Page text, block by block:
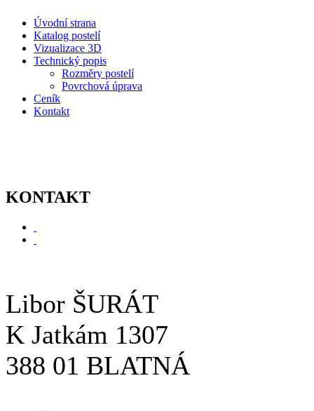
Úvodní strana
Katalog postelí
Vizualizace 3D
Technický popis
Rozměry postelí
Povrchová úprava
Ceník
Kontakt
KONTAKT
Libor ŠURÁT
K Jatkám 1307
388 01 BLATNÁ